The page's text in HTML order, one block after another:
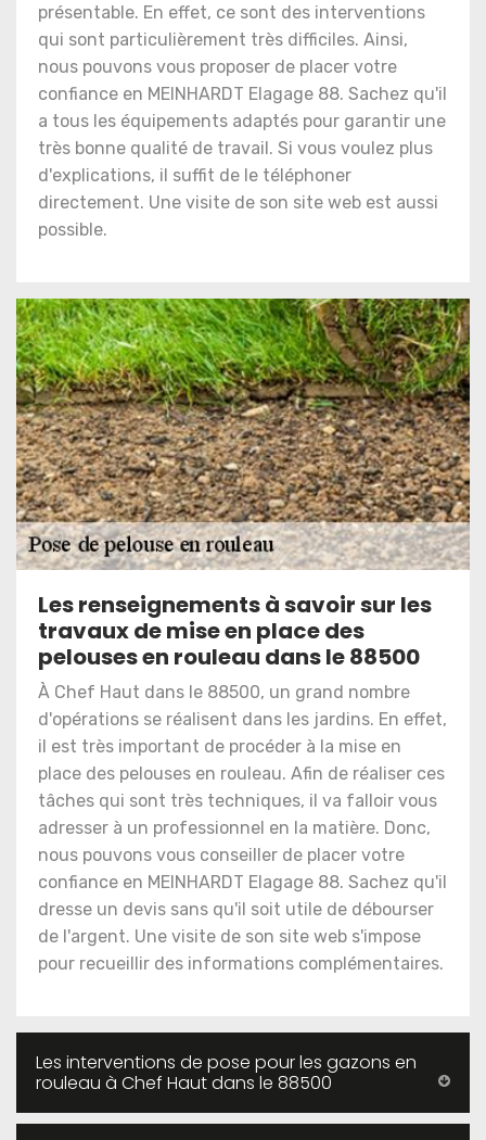
présentable. En effet, ce sont des interventions
qui sont particulièrement très difficiles. Ainsi,
nous pouvons vous proposer de placer votre
confiance en MEINHARDT Elagage 88. Sachez qu'il
a tous les équipements adaptés pour garantir une
très bonne qualité de travail. Si vous voulez plus
d'explications, il suffit de le téléphoner
directement. Une visite de son site web est aussi
possible.
Les renseignements à savoir sur les
travaux de mise en place des
pelouses en rouleau dans le 88500
À Chef Haut dans le 88500, un grand nombre
d'opérations se réalisent dans les jardins. En effet,
il est très important de procéder à la mise en
place des pelouses en rouleau. Afin de réaliser ces
tâches qui sont très techniques, il va falloir vous
adresser à un professionnel en la matière. Donc,
nous pouvons vous conseiller de placer votre
confiance en MEINHARDT Elagage 88. Sachez qu'il
dresse un devis sans qu'il soit utile de débourser
de l'argent. Une visite de son site web s'impose
pour recueillir des informations complémentaires.
Les interventions de pose pour les gazons en
rouleau à Chef Haut dans le 88500